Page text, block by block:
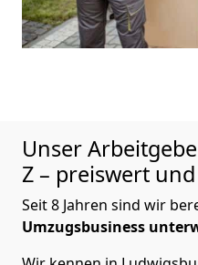
Unser
Z – preiswert
Seit 8 Jahren sind wir
Umzugsbusiness